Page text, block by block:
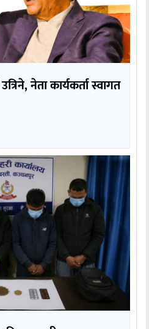
नेता कार्यकर्ता स्वागत